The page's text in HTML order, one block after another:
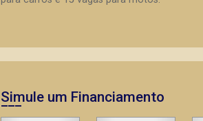
Simule um Financiamento